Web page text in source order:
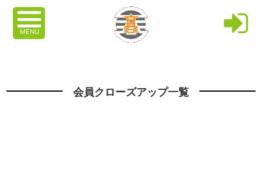
MENU
会員クローズアップ一覧